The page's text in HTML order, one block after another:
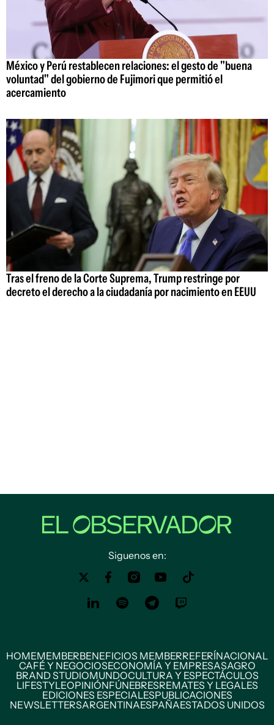
México y Perú restablecen relaciones: el gesto de "buena
voluntad" del gobierno de Fujimori que permitió el
acercamiento
Tras el freno de la Corte Suprema, Trump restringe por
decreto el derecho a la ciudadanía por nacimiento en EEUU
Siguenos en:
HOMEMEMBERBENEFICIOS MEMBERREFERÍNACIONAL
CAFÉ Y NEGOCIOSECONOMÍA Y EMPRESASAGRO
BRAND STUDIOMUNDOCULTURA Y ESPECTÁCULOS
LIFESTYLEOPINIÓNFÚNEBRESREMATES Y LEGALES
EDICIONES ESPECIALESPUBLICACIONES
NEWSLETTERSARGENTINAESPAÑAESTADOS UNIDOS